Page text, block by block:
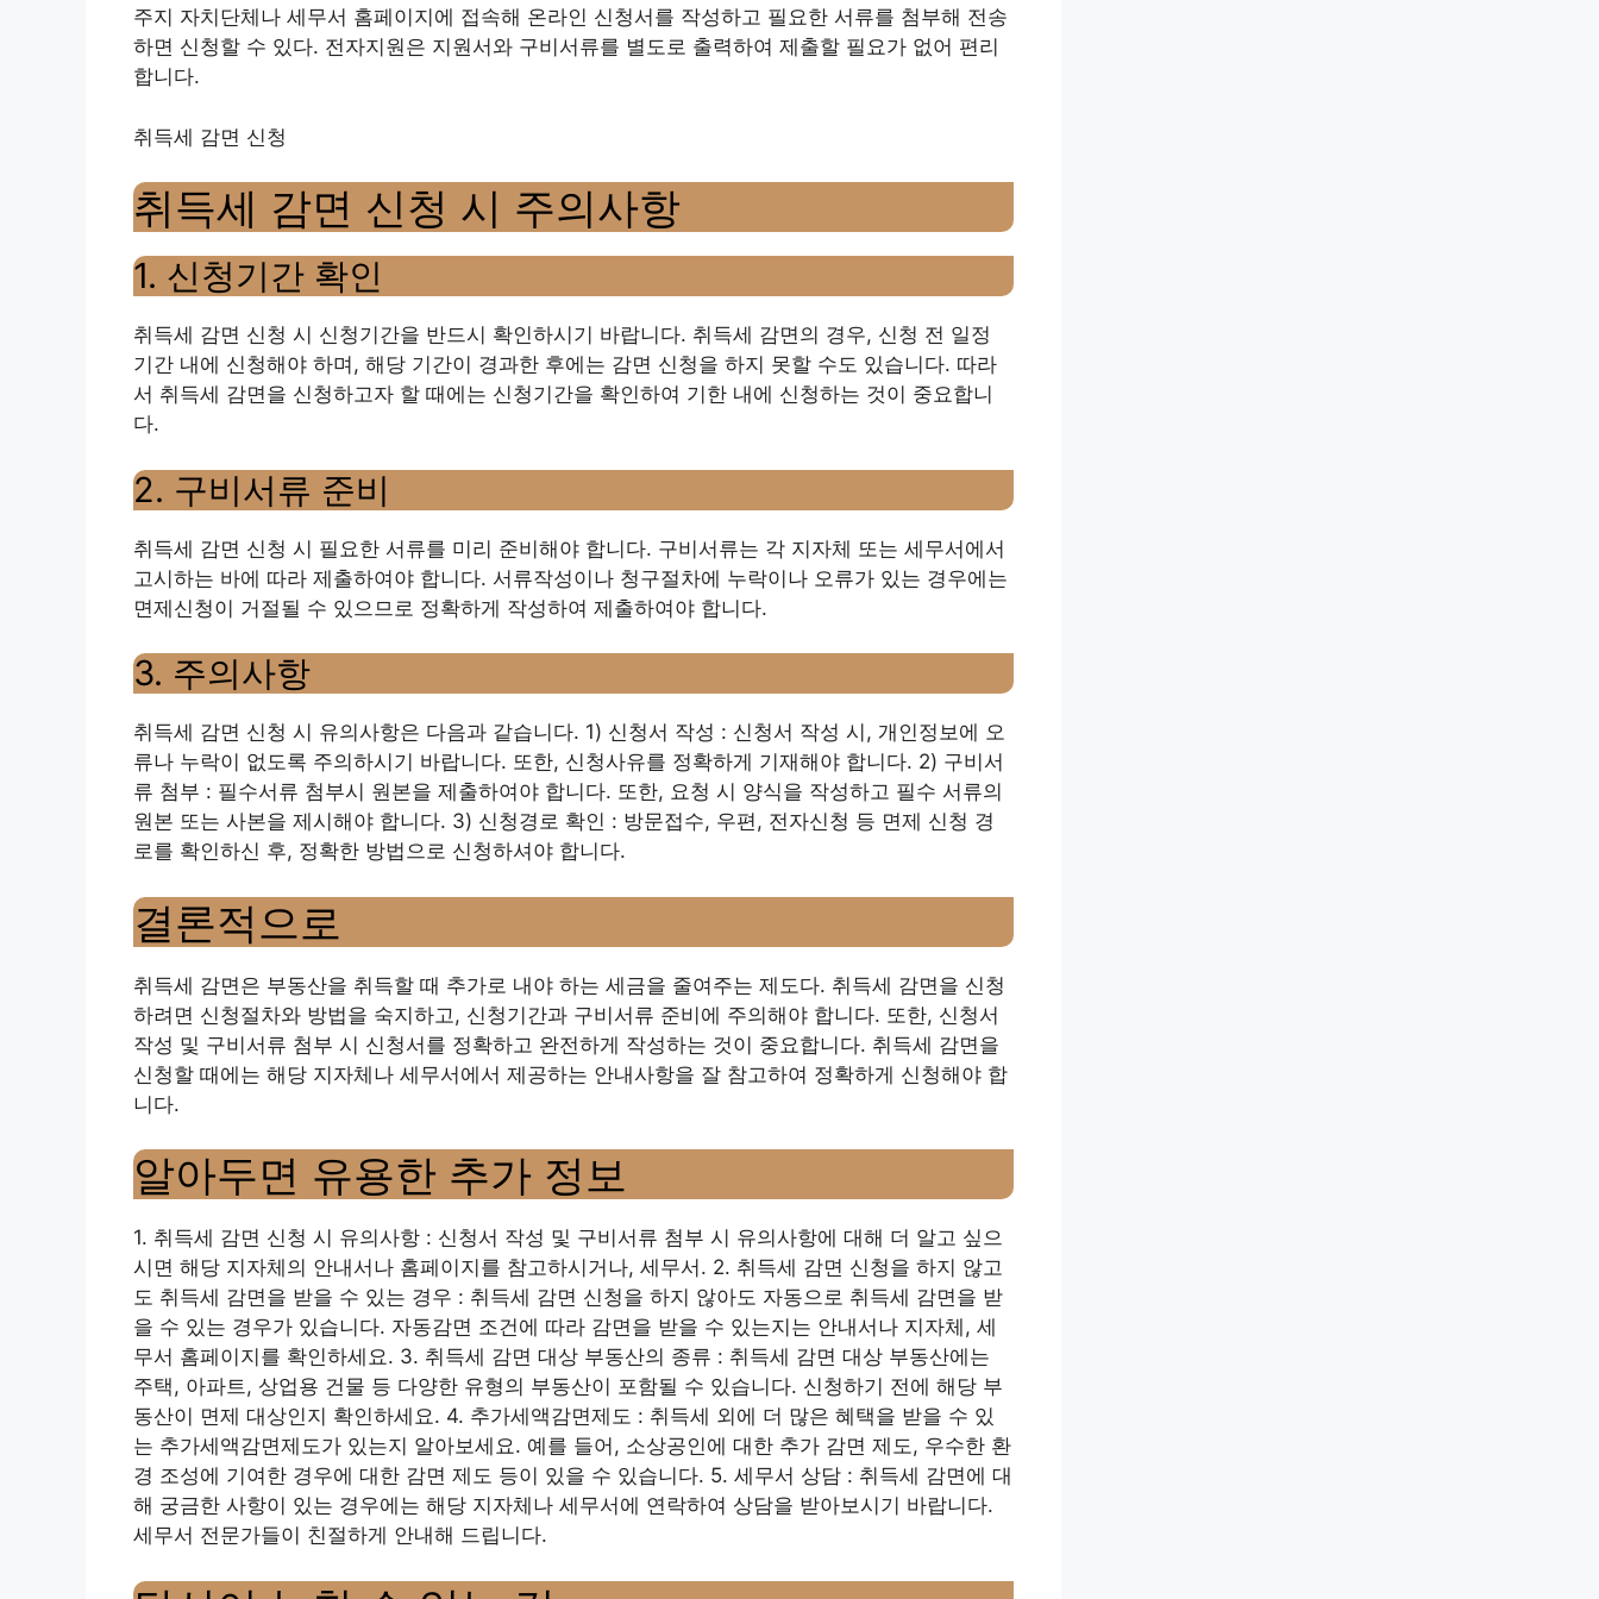
주지 자치단체나 세무서 홈페이지에 접속해 온라인 신청서를 작성하고 필요한 서류를 첨부해 전송
하면 신청할 수 있다. 전자지원은 지원서와 구비서류를 별도로 출력하여 제출할 필요가 없어 편리
합니다.
취득세 감면 신청
취득세 감면 신청 시 주의사항
1. 신청기간 확인
취득세 감면 신청 시 신청기간을 반드시 확인하시기 바랍니다. 취득세 감면의 경우, 신청 전 일정
기간 내에 신청해야 하며, 해당 기간이 경과한 후에는 감면 신청을 하지 못할 수도 있습니다. 따라
서 취득세 감면을 신청하고자 할 때에는 신청기간을 확인하여 기한 내에 신청하는 것이 중요합니
다.
2. 구비서류 준비
취득세 감면 신청 시 필요한 서류를 미리 준비해야 합니다. 구비서류는 각 지자체 또는 세무서에서
고시하는 바에 따라 제출하여야 합니다. 서류작성이나 청구절차에 누락이나 오류가 있는 경우에는
면제신청이 거절될 수 있으므로 정확하게 작성하여 제출하여야 합니다.
3. 주의사항
취득세 감면 신청 시 유의사항은 다음과 같습니다. 1) 신청서 작성 : 신청서 작성 시, 개인정보에 오
류나 누락이 없도록 주의하시기 바랍니다. 또한, 신청사유를 정확하게 기재해야 합니다. 2) 구비서
류 첨부 : 필수서류 첨부시 원본을 제출하여야 합니다. 또한, 요청 시 양식을 작성하고 필수 서류의
원본 또는 사본을 제시해야 합니다. 3) 신청경로 확인 : 방문접수, 우편, 전자신청 등 면제 신청 경
로를 확인하신 후, 정확한 방법으로 신청하셔야 합니다.
결론적으로
취득세 감면은 부동산을 취득할 때 추가로 내야 하는 세금을 줄여주는 제도다. 취득세 감면을 신청
하려면 신청절차와 방법을 숙지하고, 신청기간과 구비서류 준비에 주의해야 합니다. 또한, 신청서
작성 및 구비서류 첨부 시 신청서를 정확하고 완전하게 작성하는 것이 중요합니다. 취득세 감면을
신청할 때에는 해당 지자체나 세무서에서 제공하는 안내사항을 잘 참고하여 정확하게 신청해야 합
니다.
알아두면 유용한 추가 정보
1. 취득세 감면 신청 시 유의사항 : 신청서 작성 및 구비서류 첨부 시 유의사항에 대해 더 알고 싶으
시면 해당 지자체의 안내서나 홈페이지를 참고하시거나, 세무서. 2. 취득세 감면 신청을 하지 않고
도 취득세 감면을 받을 수 있는 경우 : 취득세 감면 신청을 하지 않아도 자동으로 취득세 감면을 받
을 수 있는 경우가 있습니다. 자동감면 조건에 따라 감면을 받을 수 있는지는 안내서나 지자체, 세
무서 홈페이지를 확인하세요. 3. 취득세 감면 대상 부동산의 종류 : 취득세 감면 대상 부동산에는
주택, 아파트, 상업용 건물 등 다양한 유형의 부동산이 포함될 수 있습니다. 신청하기 전에 해당 부
동산이 면제 대상인지 확인하세요. 4. 추가세액감면제도 : 취득세 외에 더 많은 혜택을 받을 수 있
는 추가세액감면제도가 있는지 알아보세요. 예를 들어, 소상공인에 대한 추가 감면 제도, 우수한 환
경 조성에 기여한 경우에 대한 감면 제도 등이 있을 수 있습니다. 5. 세무서 상담 : 취득세 감면에 대
해 궁금한 사항이 있는 경우에는 해당 지자체나 세무서에 연락하여 상담을 ​​받아보시기 바랍니다.
세무서 전문가들이 친절하게 안내해 드립니다.